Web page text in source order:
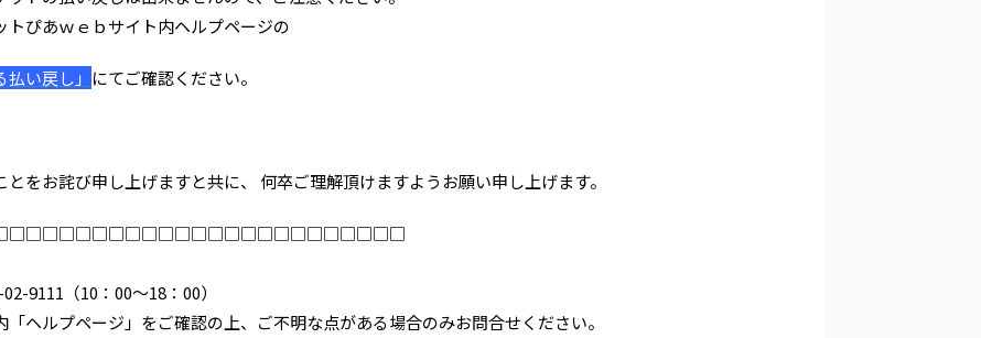
ぴあｗｅｂサイト内ヘルプページの
い戻し」 にてご確認ください。
をお詫び申し上げますと共に、 何卒ご理解頂けますようお願い申し上げます。
9111（10：00〜18：00）
「ヘルプページ」をご確認の上、ご不明な点がある場合のみお問合せください。